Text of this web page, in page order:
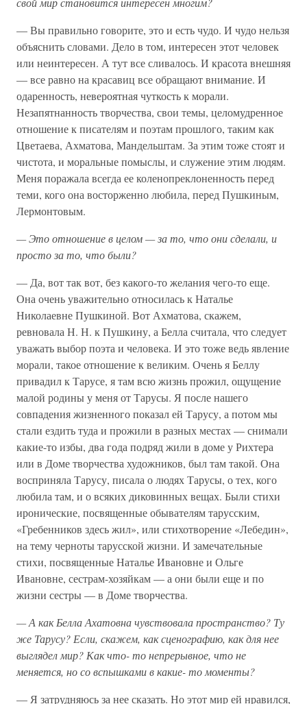
— Вы правильно говорите, это и есть чудо. И чудо нельзя
объяснить словами. Дело в том, интересен этот человек
или неинтересен. А тут все сливалось. И красота внешняя
— все равно на красавиц все обращают внимание. И
одаренность, невероятная чуткость к морали.
Незапятнанность творчества, свои темы, целомудренное
отношение к писателям и поэтам прошлого, таким как
Цветаева, Ахматова, Мандельштам. За этим тоже стоят и
чистота, и моральные помыслы, и служение этим людям.
Меня поражала всегда ее коленопреклоненность перед
теми, кого она восторженно любила, перед Пушкиным,
Лермонтовым.
—Этоотношениевцелом —зато, чтоонисделали, и
простозато, чтобыли?
— Да, вот так вот, без какого-то желания чего-то еще.
Она очень уважительно относилась к Наталье
Николаевне Пушкиной. Вот Ахматова, скажем,
ревновала Н. Н. к Пушкину, а Белла считала, что следует
уважать выбор поэта и человека. И это тоже ведь явление
морали, такое отношение к великим. Очень я Беллу
привадил к Тарусе, я там всю жизнь прожил, ощущение
малой родины у меня от Тарусы. Я после нашего
совпадения жизненного показал ей Тарусу, а потом мы
стали ездить туда и прожили в разных местах — снимали
какие-то избы, два года подряд жили в доме у Рихтера
или в Доме творчества художников, был там такой. Она
восприняла Тарусу, писала о людях Тарусы, о тех, кого
любила там, и о всяких диковинных вещах. Были стихи
иронические, посвященные обывателям тарусским,
«Гребенников здесь жил», или стихотворение «Лебедин»,
на тему черноты тарусской жизни. И замечательные
стихи, посвященные Наталье Ивановне и Ольге
Ивановне, сестрам-хозяйкам — а они были еще и по
жизни сестры — в Доме творчества.
—АкакБеллаАхатовначувствовалапространство? Ту
же Тарусу?Если, скажем, каксценографию, какдлянее
выгляделмир?Какчто-тонепрерывное, чтоне
меняется, носовспышкамивкакие-томоменты?
— Я затрудняюсь за нее сказать. Но этот мир ей нравился,